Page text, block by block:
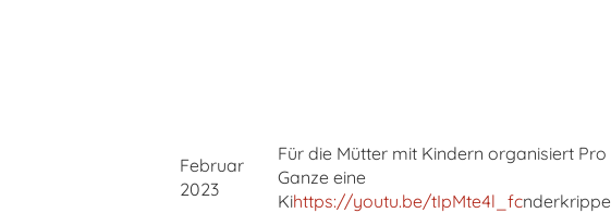
Februar
2023
Für die Mütter mit Kindern organisiert Pro
Ganze eine
Kihttps://youtu.be/tIpMte4l_fcnderkrippe